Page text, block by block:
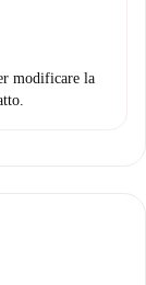
modificare la